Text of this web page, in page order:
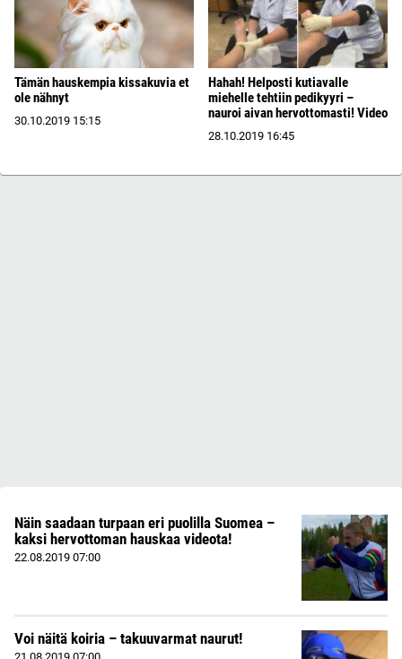
Tämän hauskempia kissakuvia et
ole nähnyt
30.10.2019 15:15
Hahah! Helposti kutiavalle
miehelle tehtiin pedikyyri –
nauroi aivan hervottomasti! Video
28.10.2019 16:45
Näin saadaan turpaan eri puolilla Suomea –
kaksi hervottoman hauskaa videota!
22.08.2019 07:00
Voi näitä koiria – takuuvarmat naurut!